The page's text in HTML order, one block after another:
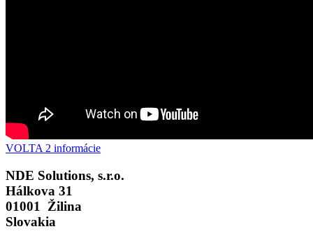
VOLTA 2 informácie
NDE Solutions, s.r.o.
Hálkova 31
01001 Žilina
Slovakia